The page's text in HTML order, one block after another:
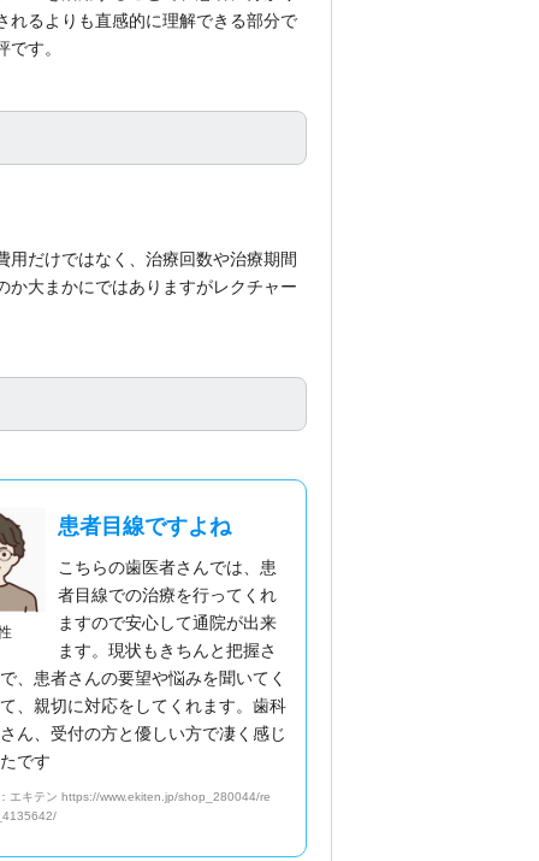
れるよりも直感的に理解できる部分で
す。
だけではなく、治療回数や治療期間
か大まかにではありますがレクチャー
患者目線ですよね
こちらの歯医者さんでは、患
者目線での治療を行ってくれ
ますので安心して通院が出来
ます。現状もきちんと把握さ
、患者さんの要望や悩みを聞いてく
、親切に対応をしてくれます。歯科
ん、受付の方と優しい方で凄く感じ
です
エキテン https://www.ekiten.jp/shop_280044/re